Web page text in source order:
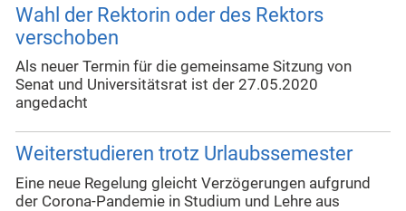
Wahl der Rektorin oder des Rektors
verschoben
Als neuer Termin für die gemeinsame Sitzung von
Senat und Universitätsrat ist der 27.05.2020
angedacht
Weiterstudieren trotz Urlaubssemester
Eine neue Regelung gleicht Verzögerungen aufgrund
der Corona-Pandemie in Studium und Lehre aus